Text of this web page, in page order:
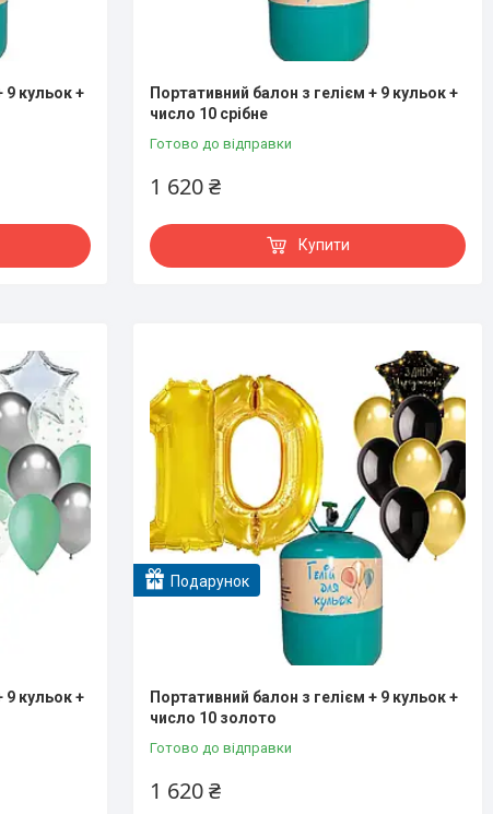
9 кульок +
Портативний балон з гелієм + 9 кульок +
число 10 срібне
Готово до відправки
1 620 ₴
Купити
9 кульок +
Подарунок
Портативний балон з гелієм + 9 кульок +
число 10 золото
Готово до відправки
1 620 ₴